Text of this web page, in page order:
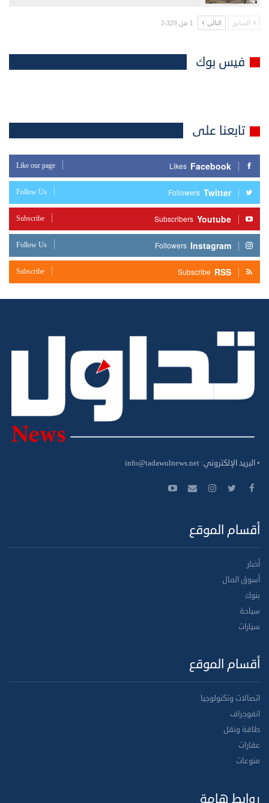
السابق التالي 1 من 2٬329
فيس بوك
تابعنا على
Facebook
Likes
Like our page
Twitter
Followers
Follow Us
Youtube
Subscribers
Subscribe
Instagram
Followers
Follow Us
RSS
Subscribe
Subscribe
• البريد الإلكتروني: info@tadawulnews.net
أقسام الموقع
أخبار
أسوق المال
بنوك
سياحة
سيارات
أقسام الموقع
اتصالات وتكنولوجيا
انفوجراف
طاقة ونقل
عقارات
منوعات
روابط هامة